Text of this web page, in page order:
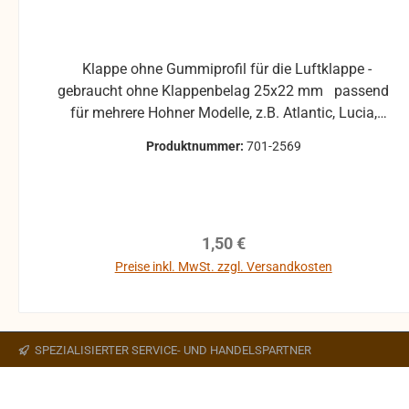
gebraucht ohne Klappenbelag 25x22 mm passend
für mehrere Hohner Modelle, z.B. Atlantic, Lucia,
um Rücksendungen zu vermeiden. Rücksendungen
gehen auf Kosten des Käufers. bei defekten Artikel
ausgeschlossen.
Produktnummer: 701-2569
Regulärer Preis:
1,50 €
Preise inkl. MwSt. zzgl. Versandkosten
SPEZIALISIERTER SERVICE- UND HANDELSPARTNER